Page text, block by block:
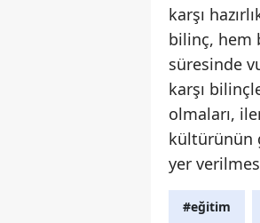
karşı
bilinç, hem
süresinde
karşı
olmaları,
kültürünün
yer
#eğitim